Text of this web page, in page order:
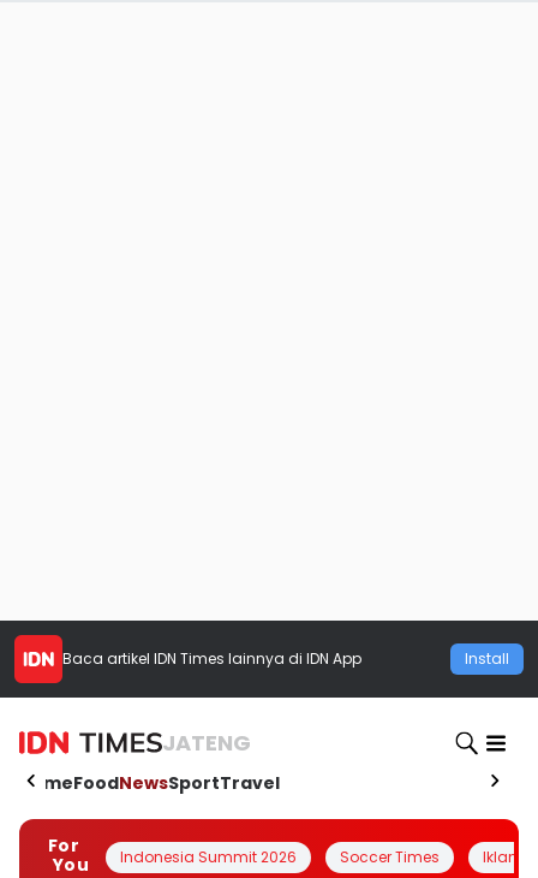
Baca artikel IDN Times lainnya di IDN App Install
JATENG
HomeFoodNewsSportTravel
For
You
Indonesia Summit 2026 Soccer Times Iklanin